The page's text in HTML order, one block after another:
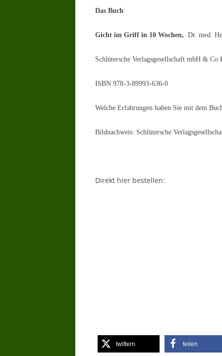
Das Buch:
Gicht im Griff in 10 Wochen, Dr. med.
Schlütersche Verlagsgesellschaft mbH &
ISBN 978-3-89993-636-0
Welche Erfahrungen haben Sie mit dem
Bildnachweis: Schlütersche
Direkt hier bestellen:
twittern teilen